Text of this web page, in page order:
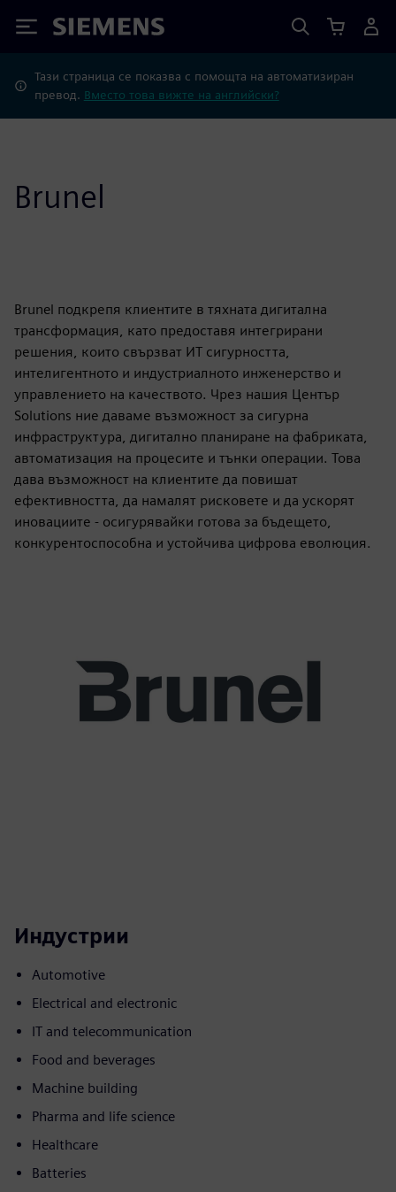
Siemens
Тази страница се показва с помощта на автоматизиран
превод. Вместо това вижте на английски?
Brunel
Brunel подкрепя клиентите в тяхната дигитална
трансформация, като предоставя интегрирани
решения, които свързват ИТ сигурността,
интелигентното и индустриалното инженерство и
управлението на качеството. Чрез нашия Център
Solutions ние даваме възможност за сигурна
инфраструктура, дигитално планиране на фабриката,
автоматизация на процесите и тънки операции. Това
дава възможност на клиентите да повишат
ефективността, да намалят рисковете и да ускорят
иновациите - осигурявайки готова за бъдещето,
конкурентоспособна и устойчива цифрова еволюция.
Индустрии
Automotive
Electrical and electronic
IT and telecommunication
Food and beverages
Machine building
Pharma and life science
Healthcare
Batteries